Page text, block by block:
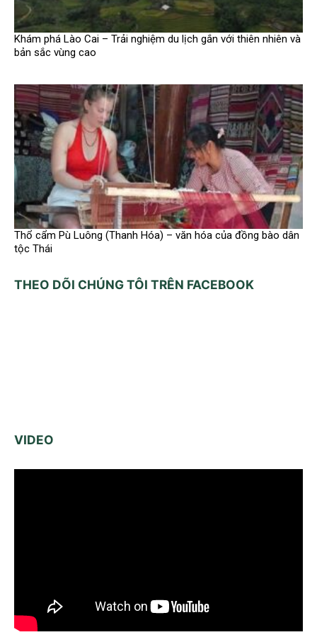
Khám phá Lào Cai – Trải nghiệm du lịch gắn với thiên nhiên và
bản sắc vùng cao
Thổ cẩm Pù Luông (Thanh Hóa) – văn hóa của đồng bào dân
tộc Thái
THEO DÕI CHÚNG TÔI TRÊN FACEBOOK
VIDEO